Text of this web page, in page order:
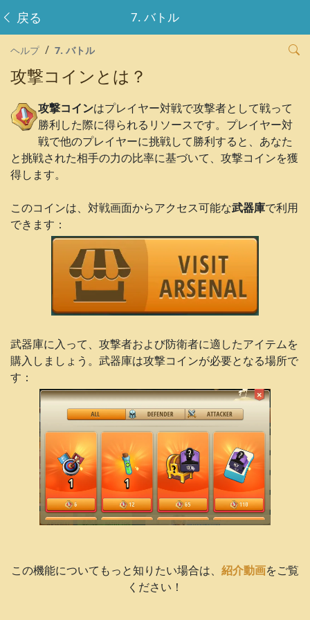
7. バトル
戻る
ヘルプ 7. バトル
攻撃コインとは？
攻撃コインはプレイヤー対戦で攻撃者として戦って
勝利した際に得られるリソースです。プレイヤー対
戦で他のプレイヤーに挑戦して勝利すると、あなた
と挑戦された相手の力の比率に基づいて、攻撃コインを獲
得します。
このコインは、対戦画面からアクセス可能な武器庫で利用
できます：
武器庫に入って、攻撃者および防衛者に適したアイテムを
購入しましょう。武器庫は攻撃コインが必要となる場所で
す：
この機能についてもっと知りたい場合は、 紹介動画をご覧
ください！